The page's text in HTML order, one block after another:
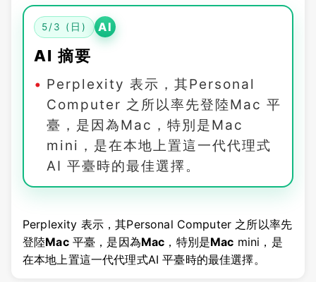
5/3 (日) AI
AI 摘要
Perplexity 表示，其Personal
Computer 之所以率先登陸Mac 平
臺，是因為Mac，特別是Mac
mini，是在本地上置這一代代理式
AI 平臺時的最佳選擇。
Perplexity 表示，其Personal Computer 之所以率先
登陸Mac平臺，是因為Mac ，特別是Mac mini，是
在本地上置這一代代理式AI 平臺時的最佳選擇。